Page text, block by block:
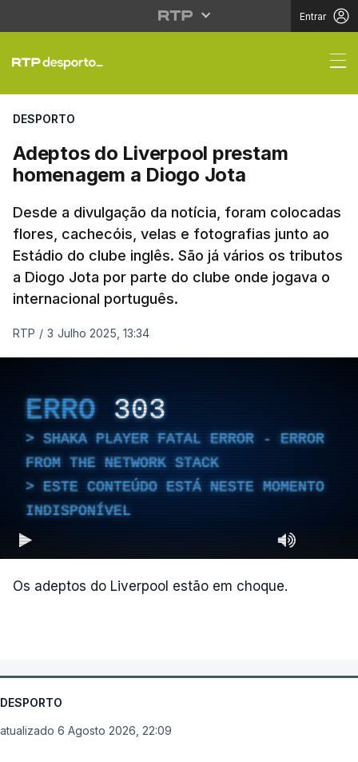
Entrar
Adeptos do Liverpool
DESPORTO
Adeptos do Liverpool prestam
homenagem a Diogo Jota
Desde a divulgação da notícia, foram colocadas
flores, cachecóis, velas e fotografias junto ao
Estádio do clube inglês. São já vários os tributos
a Diogo Jota por parte do clube onde jogava o
internacional português.
RTP / 3 Julho 2025, 13:34
ERRO 303
SHAKA PLAYER FATAL ERROR - ERROR
FROM THE NETWORK STACK
ESTE CONTEÚDO ESTÁ NESTE MOMENTO
INDISPONÍVEL
Os adeptos do Liverpool estão em choque.
DESPORTO
atualizado 6 Agosto 2026, 22:09